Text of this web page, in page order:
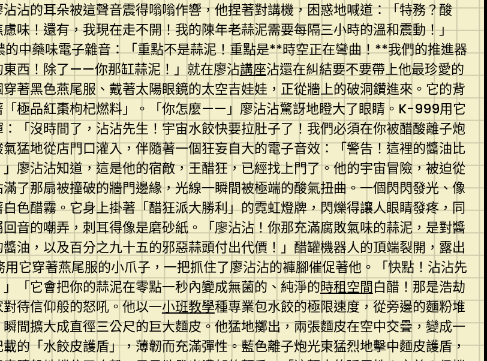
沾的耳朵被這聲音震得嗡嗡作響，他捏著對講機，困惑地喊道：「特務？酸
味！還有，我現在走不開！我的陳年老蒜泥需要每隔三小時的溫和震動！」
中藥味電子雜音：「重點不是蒜泥！重點是**時空正在彎曲！**我們的推進器
東西！除了——你那缸蒜泥！」就在廖沾講座沾還在糾結要不要帶上他最珍愛的
著黑色燕尾服、戴著太陽眼鏡的太空吉娃娃，正從牆上的破洞鑽進來。它的背
極品紅棗枸杞燃料」。「你怎麼——」廖沾沾驚訝地瞪大了眼睛。K-999用它
「沒時間了，沾沾先生！宇宙水餃快要拉肚子了！我們必須在你被醋酸離子炮
猛地從店門口灌入，伴隨著一個狂妄自大的電子音效：「警告！這裡的醬油比
廖沾沾知道，這是他的宿敵，王醋狂，已經找上門了。他的宇宙冒險，被迫從
了那扇被撞破的牆門邊緣，光線一瞬間被極端的酸氣扭曲。一個閃閃發光、像
色醋霧。它身上掛著「醋狂派大勝利」的霓虹燈牌，閃爍得讓人眼睛發疼，同
音的嘲弄，刺耳得像是磨砂紙。「廖沾沾！你那充滿腐敗氣味的蒜泥，是對醬
油，以及百分之九十五的邪惡蒜頭付出代價！」醋罐機器人的頂端裂開，露出
它穿著燕尾服的小爪子，一把抓住了廖沾沾的褲腳催促著他。「快點！沾沾先
「它會把你的蒜泥在零點一秒內變成無菌的、純淨的時租空間白醋！那是浩劫
待信仰般的怒吼。他以一小班教學種專業包水餃的極限速度，從旁邊的麵粉堆
間擴大成直徑三公尺的巨大麵皮。他猛地擲出，兩張麵皮在空中交疊，變成一
的「水餃皮護盾」，薄韌而充滿彈性。藍色離子炮光束猛烈地擊中麵皮護盾，